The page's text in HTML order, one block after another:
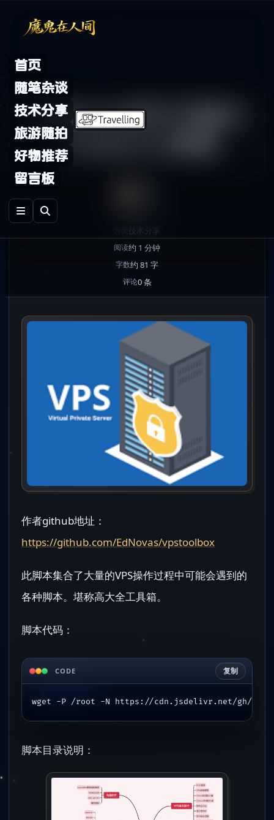
首页
随笔杂谈
技术分享
旅游随拍
好物推荐
留言板
EdNovas的VPS脚本
Toolbox工具箱
技术分享
阅读约 1 分钟
字数约 81 字
评论0 条
作者github地址：
https://github.com/EdNovas/vpstoolbox
此脚本集合了大量的VPS操作过程中可能会遇到的
各种脚本。堪称高大全工具箱。
脚本代码：
CODE 复制
wget -P /root -N https://cdn.jsdelivr.net/gh/
脚本目录说明：